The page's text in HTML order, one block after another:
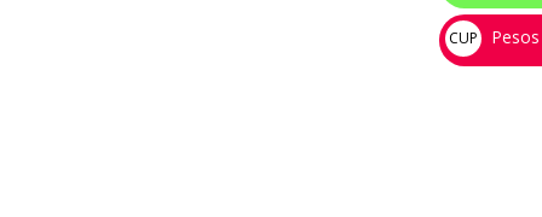
$
CUP
💰
Pesos